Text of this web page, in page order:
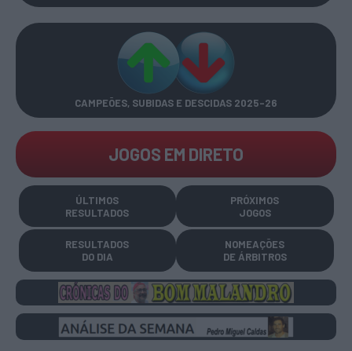
CAMPEÕES, SUBIDAS E DESCIDAS 2025-26
JOGOS EM DIRETO
ÚLTIMOS
RESULTADOS
PRÓXIMOS
JOGOS
RESULTADOS
DO DIA
NOMEAÇÕES
DE ÁRBITROS